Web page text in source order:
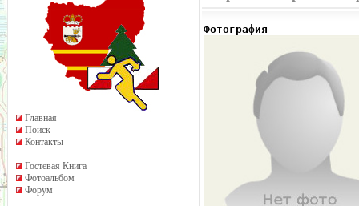
Главная
Поиск
Контакты
Гостевая Книга
Фотоальбом
Форум
Фотография